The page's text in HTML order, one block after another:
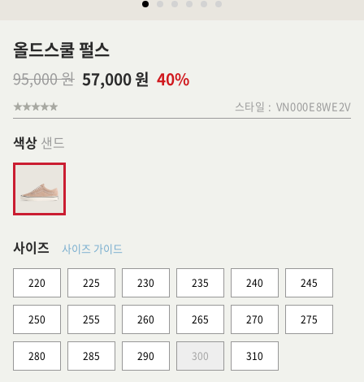
올드스쿨 펄스
95,000 원 57,000 원 40%
스타일 : VN000E8WE2V
색상 샌드
사이즈 사이즈 가이드
220 225 230 235 240 245
250 255 260 265 270 275
280 285 290 300 310